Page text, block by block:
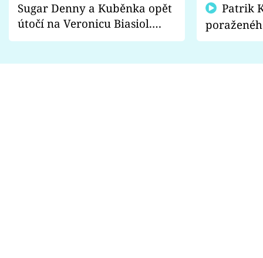
Sugar Denny a Kuběnka opět
útočí na Veronicu Biasiol.
Proč je podle nich falešná a
fanoušci